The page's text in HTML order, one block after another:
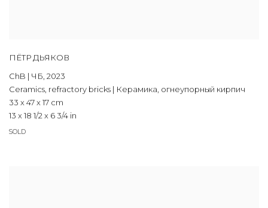
ПЁТР ДЬЯКОВ
ChB | ЧБ, 2023
Ceramics, refractory bricks | Керамика, огнеупорный кирпич
33 x 47 x 17 cm
13 x 18 1/2 x 6 3/4 in
SOLD